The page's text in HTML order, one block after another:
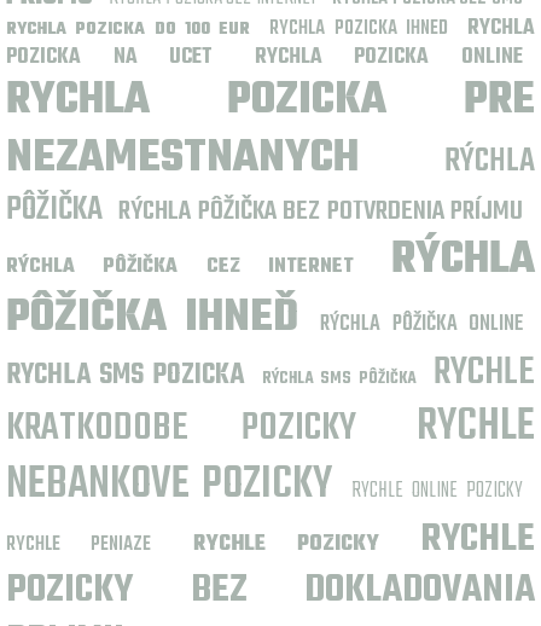
RYCHLA POZICKA DO 100 EUR RYCHLA POZICKA IHNED
RYCHLA
POZICKA NA UCET
RYCHLA POZICKA ONLINE
RYCHLA POZICKA PRE
NEZAMESTNANYCH
RÝCHLA
PÔŽIČKA RÝCHLA PÔŽIČKA BEZ POTVRDENIA PRÍJMU
RÝCHLA PÔŽIČKA CEZ INTERNET
RÝCHLA
PÔŽIČKA IHNEĎ
RÝCHLA PÔŽIČKA ONLINE
RYCHLA SMS POZICKA RÝCHLA SMS PÔŽIČKA
RYCHLE
KRATKODOBE POZICKY
RYCHLE
NEBANKOVE POZICKY RYCHLE ONLINE POZICKY
RYCHLE PENIAZE RYCHLE POZICKY
RYCHLE
POZICKY BEZ DOKLADOVANIA